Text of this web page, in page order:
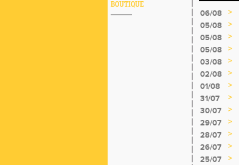
BOUTIQUE
06/08 >
05/08
>
05/08
>
05/08
>
03/08
>
02/08
>
01/08
>
31/07
>
30/07
>
29/07
>
28/07
>
26/07
>
25/07
>